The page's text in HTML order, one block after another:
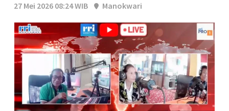
27 Mei 2026 08:24 WIB
Manokwari